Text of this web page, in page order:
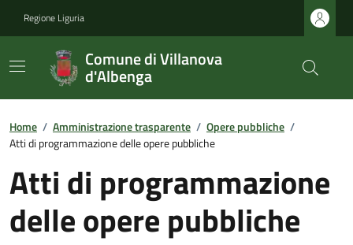
Regione Liguria
Comune di Villanova
d'Albenga
Home / Amministrazione trasparente / Opere pubbliche /
Atti di programmazione delle opere pubbliche
Atti di programmazione
delle opere pubbliche